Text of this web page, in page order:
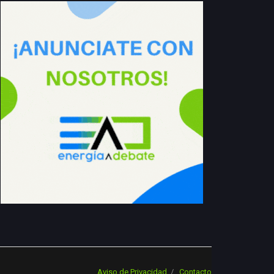
Aviso de Privacidad Contacto